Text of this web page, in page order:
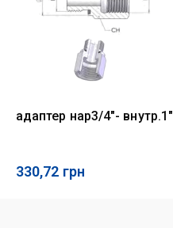
адаптер нар3/4"- внутр.1"
330,72 грн